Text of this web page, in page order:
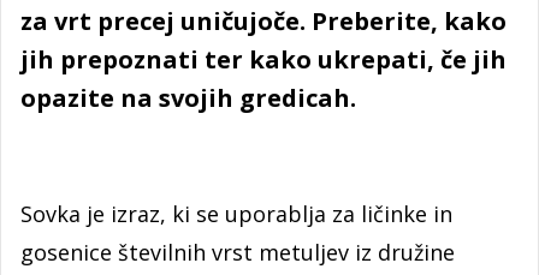
za vrt precej uničujoče. Preberite, kako
jih prepoznati ter kako ukrepati, če jih
opazite na svojih gredicah.
Sovka je izraz, ki se uporablja za ličinke in
gosenice številnih vrst metuljev iz družine